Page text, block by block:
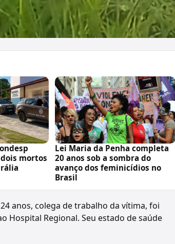
mortos
Lei Maria da Penha completa
20 anos sob a sombra do
avanço dos feminicídios no
Brasil
anos, colega de trabalho da vítima, foi
Hospital Regional. Seu estado de saúde